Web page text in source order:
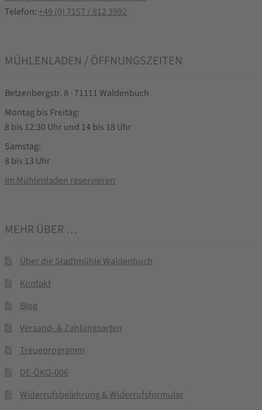
Telefon: +49 (0) 7157 / 812 3992
MÜHLENLADEN / ÖFFNUNGSZEITEN
Betzenbergstr. 8 · 71111 Waldenbuch
Montag bis Freitag:
8 bis 12:30 Uhr und 14 bis 18 Uhr
Samstag:
8 bis 13 Uhr
Im Mühlenladen reservieren
MEHR ÜBER …
Über die Stadtmühle Waldenbuch
Kontakt
Blog
Versand- & Zahlungsarten
Treueprogramm
DE-ÖKO-006
Widerrufsbelehrung & Widerrufsformular